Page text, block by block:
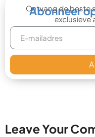
Abonneer
Ontvang de beste
exclusieve
Leave Your